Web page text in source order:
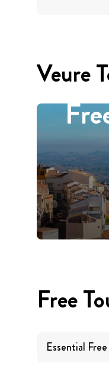
Veure
Free
Essential